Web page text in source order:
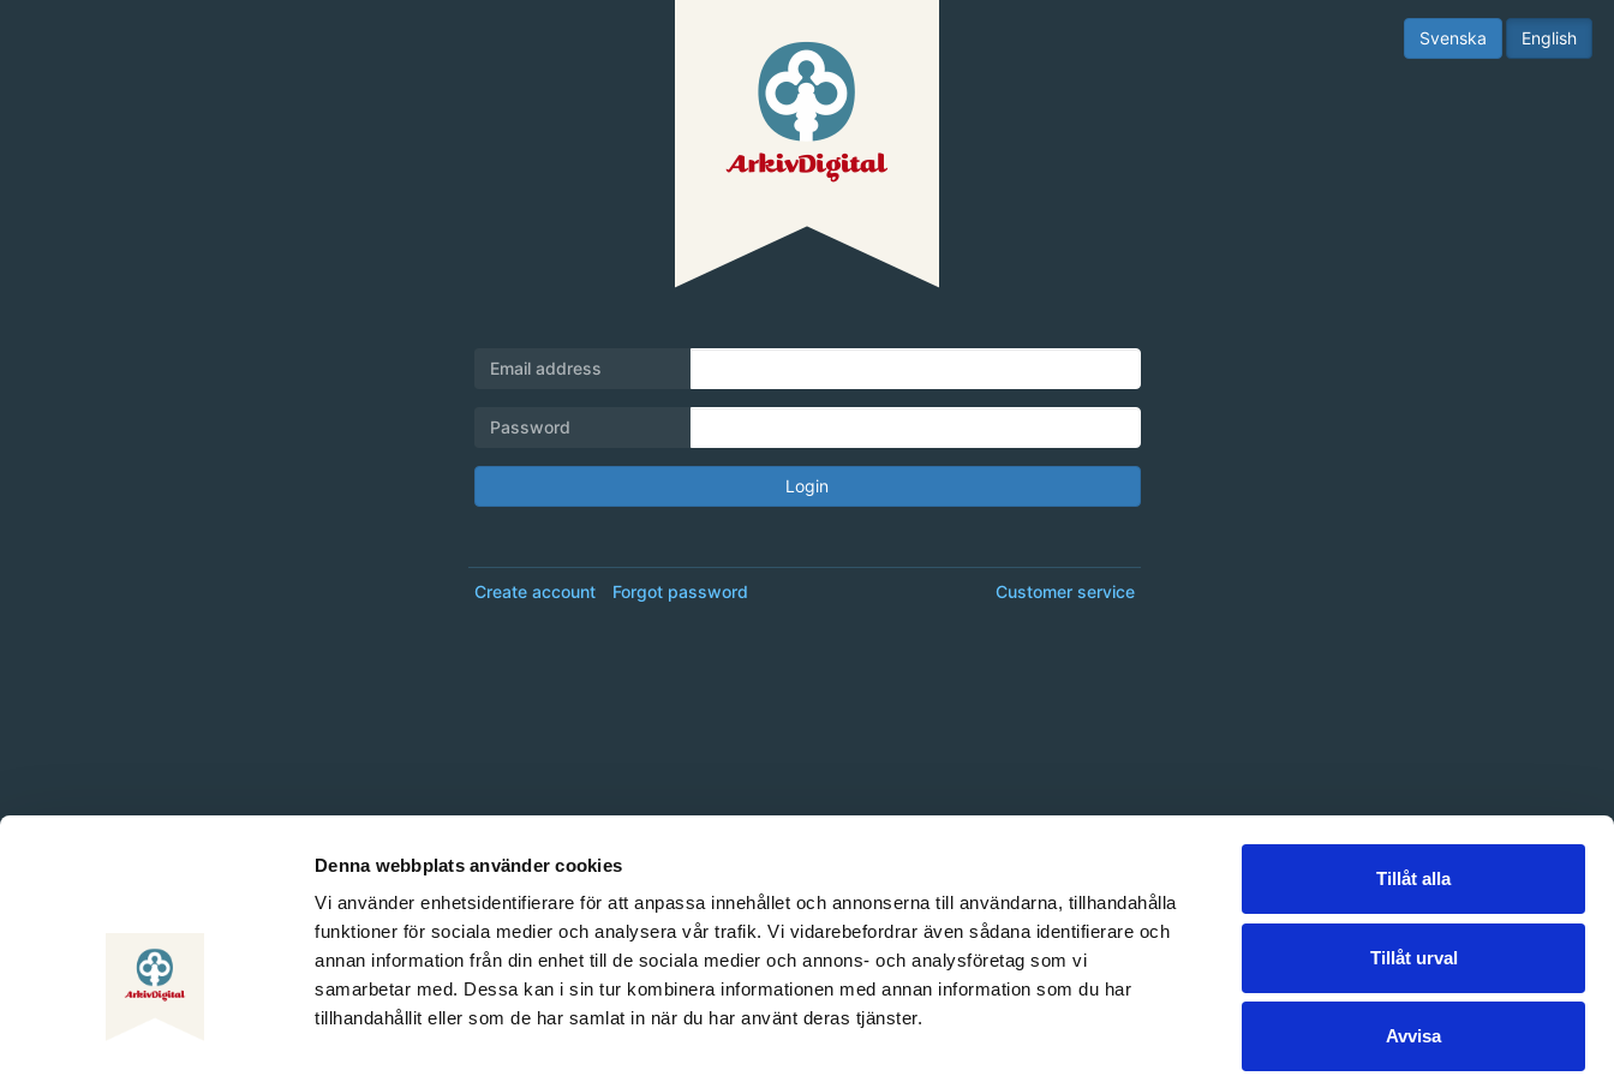
Denna webbplats använder cookies
Vi använder enhetsidentifierare för att anpassa innehållet och annonserna till användarna, tillhandahålla
funktioner för sociala medier och analysera vår trafik. Vi vidarebefordrar även sådana identifierare och
annan information från din enhet till de sociala medier och annons- och analysföretag som vi
samarbetar med. Dessa kan i sin tur kombinera informationen med annan information som du har
tillhandahållit eller som de har samlat in när du har använt deras tjänster.
Tillåt alla
Tillåt urval
Avvisa
English
Svenska
Email address
Password
Login
Customer service
Create account Forgot password